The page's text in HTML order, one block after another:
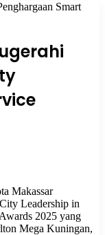
Smart
Makassar
Leadership in
2025 yang
Mega Kuningan,